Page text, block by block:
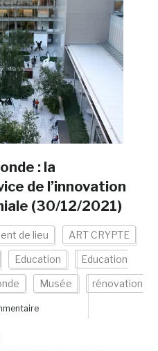
: la
de l’innovation
(30/12/2021)
de lieu ART CRYPTE
Education Education
Musée rénovation